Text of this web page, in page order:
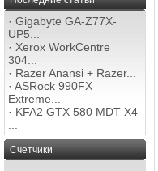
· Gigabyte GA-Z77X-
UP5...
· Xerox WorkCentre
304...
· Razer Anansi + Razer...
· ASRock 990FX
Extreme...
· KFA2 GTX 580 MDT X4
Счетчики